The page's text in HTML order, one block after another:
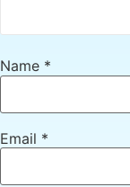
Name *
Email *